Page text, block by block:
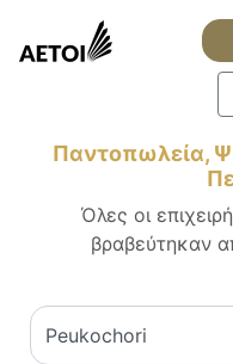
Παντοπωλεία,
Όλες οι
βραβεύτηκαν